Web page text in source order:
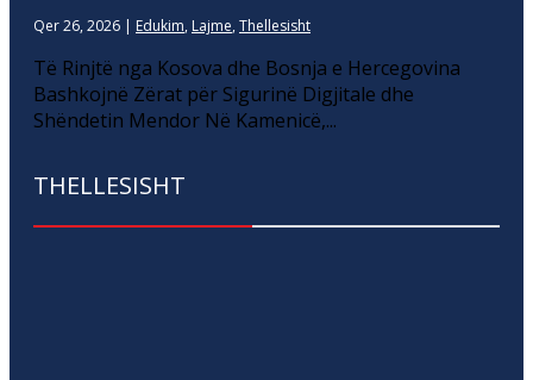
Qer 26, 2026 | Edukim, Lajme, Thellesisht
Të Rinjtë nga Kosova dhe Bosnja e Hercegovina
Bashkojnë Zërat për Sigurinë Digjitale dhe
Shëndetin Mendor Në Kamenicë,...
THELLESISHT